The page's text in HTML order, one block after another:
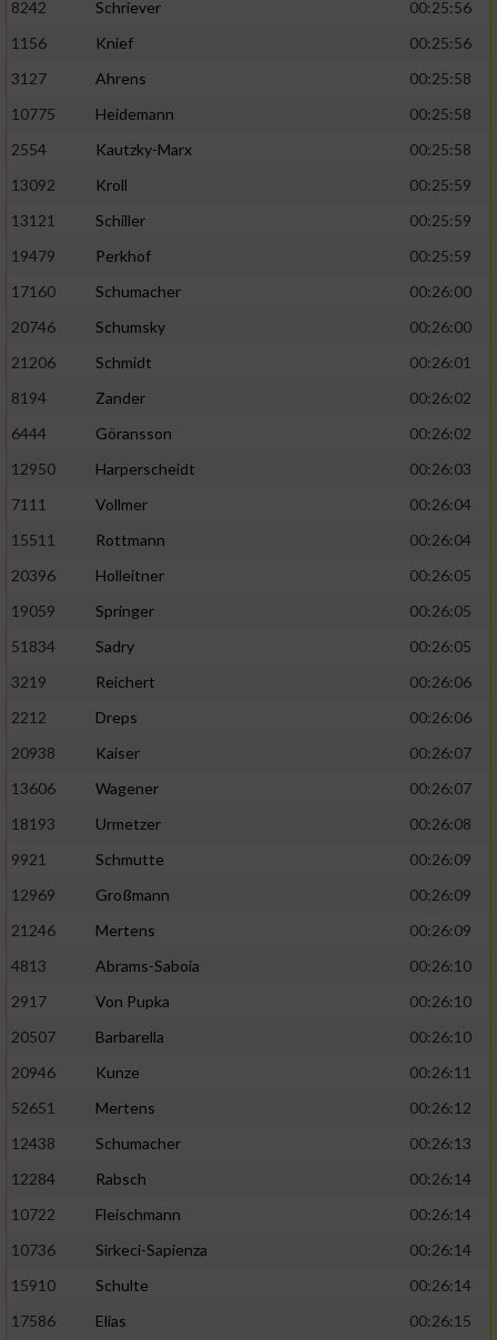
8242
Schriever
00:25:56
1156
Knief
00:25:56
3127
Ahrens
00:25:58
10775
Heidemann
00:25:58
2554
Kautzky-Marx
00:25:58
13092
Kroll
00:25:59
13121
Schiller
00:25:59
19479
Perkhof
00:25:59
17160
Schumacher
00:26:00
20746
Schumsky
00:26:00
21206
Schmidt
00:26:01
8194
Zander
00:26:02
6444
Göransson
00:26:02
12950
Harperscheidt
00:26:03
7111
Vollmer
00:26:04
15511
Rottmann
00:26:04
20396
Holleitner
00:26:05
19059
Springer
00:26:05
51834
Sadry
00:26:05
3219
Reichert
00:26:06
2212
Dreps
00:26:06
20938
Kaiser
00:26:07
13606
Wagener
00:26:07
18193
Urmetzer
00:26:08
9921
Schmutte
00:26:09
12969
Großmann
00:26:09
21246
Mertens
00:26:09
4813
Abrams-Saboia
00:26:10
2917
Von Pupka
00:26:10
20507
Barbarella
00:26:10
20946
Kunze
00:26:11
52651
Mertens
00:26:12
12438
Schumacher
00:26:13
12284
Rabsch
00:26:14
10722
Fleischmann
00:26:14
10736
Sirkeci-Sapienza
00:26:14
15910
Schulte
00:26:14
17586
Elias
00:26:15
Analyse von Zielgruppen durch Statistiken
verschiedenen Quellen
Verwendung reduzierter Daten zur Auswahl
IAB-Besonderheiten:
Verwendung genauer Standortdaten
Informationen identifizieren